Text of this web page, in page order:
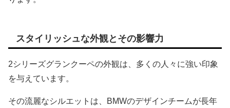
スタイリッシュな外観とその影響力
2シリーズグランクーペの外観は、多くの人々に強い印象
を与えています。
その流麗なシルエットは、BMWのデザインチームが長年